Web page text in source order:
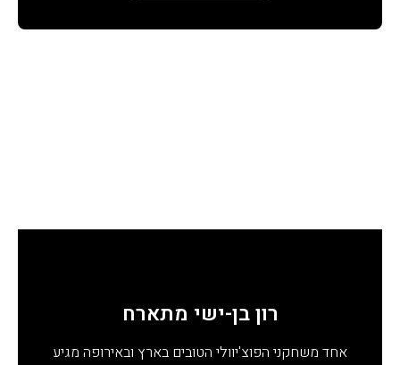
רון בן-ישי מתארח​
אחד משחקני הפוצ'יוולי הטובים בארץ ובאירופה מגיע